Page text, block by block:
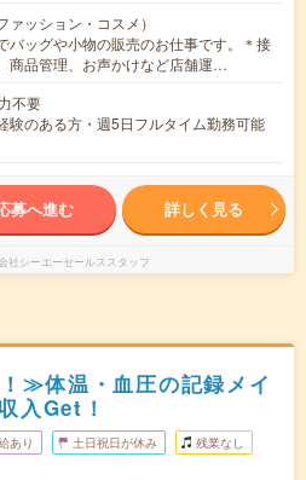
ッション・コスメ）
バッグや小物の販売のお仕事です。＊接
商品管理、お声かけなど店舗運…
不要
験のある方・週5日フルタイム勤務可能
募へ進む 詳しく見る
社シーエーセールススタッフ
≫体温・血圧の記録メイ
入Get！
あり 土日祝日が休み 残業なし